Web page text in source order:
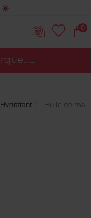
☀️
0
Hydratant Huile de